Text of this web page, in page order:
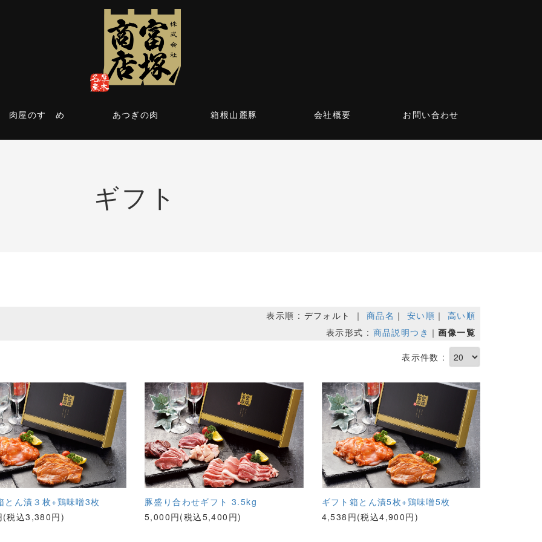
肉屋のすゝめ あつぎの肉 箱根山麓豚 会社概要 お問い合わせ
ギフト
表示順 : デフォルト ｜ 商品名 ｜ 安い順 ｜ 高い順
表示形式 : 商品説明つき ｜画像一覧
表示件数 :
とん漬３枚+鶏味噌3枚
税込3,380円)
豚盛り合わせギフト 3.5kg
5,000円(税込5,400円)
ギフト箱とん漬5枚+鶏味噌5枚
4,538円(税込4,900円)